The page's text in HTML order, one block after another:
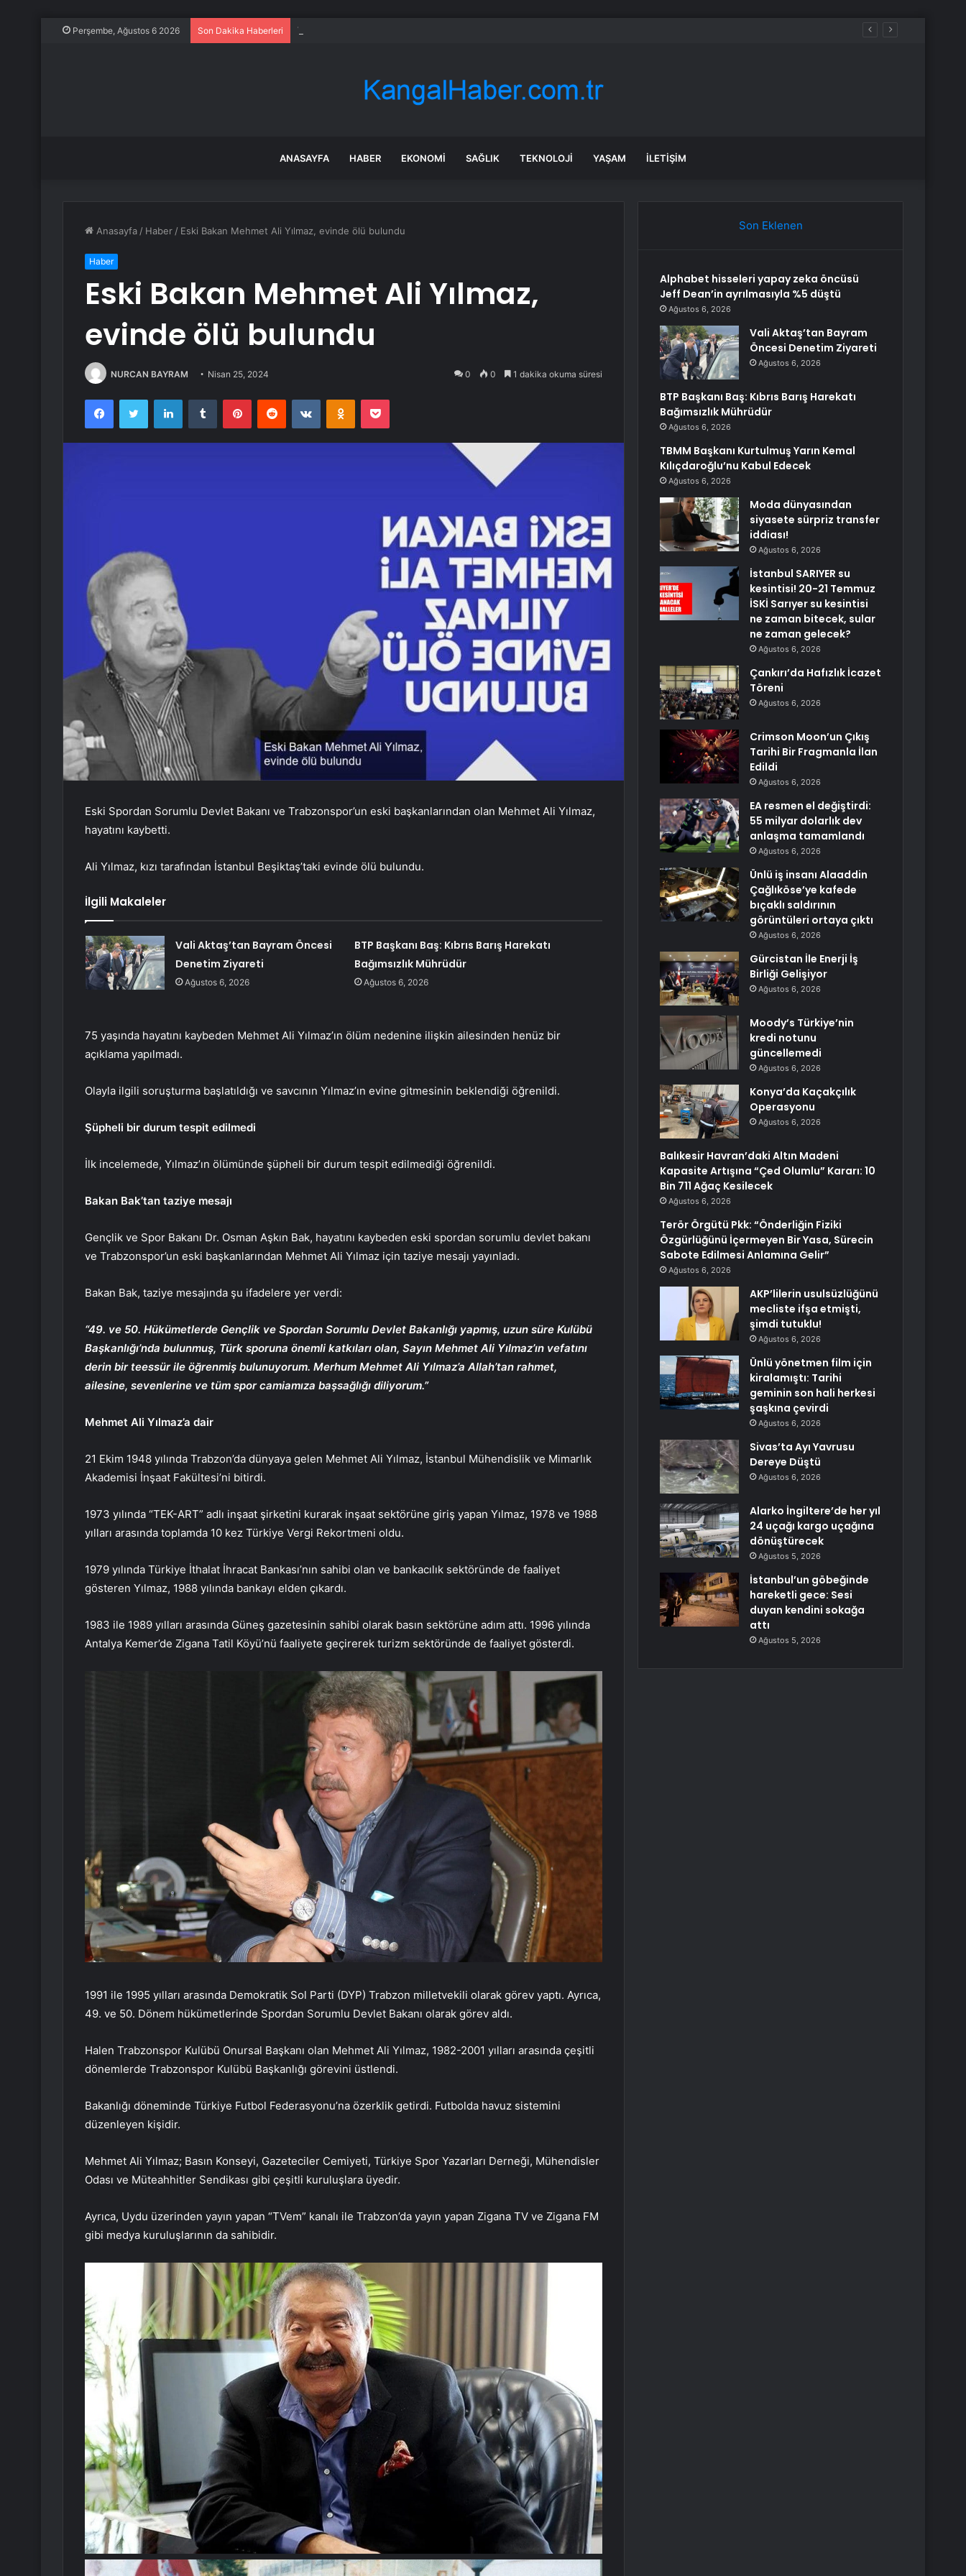
Perşembe, Ağustos 6 2026 Son Dakika Haberleri Vali Aktaş’tan Bayram Öncesi Denetim Ziyareti
ANASAYFA HABER EKONOMI SAĞLIK TEKNOLOJI YAŞAM İLETIŞIM
Anasayfa / Haber / Eski Bakan Mehmet Ali Yılmaz, evinde ölü bulundu
Haber
Eski Bakan Mehmet Ali Yılmaz,
evinde ölü bulundu
NURCAN BAYRAM Nisan 25, 2024 0 0 1 dakika okuma süresi
FacebookTwitter LinkedInTumblr PinterestReddit VKontakteOdnoklassniki
Pocket
Eski Spordan Sorumlu Devlet Bakanı ve Trabzonspor’un eski başkanlarından olan Mehmet Ali Yılmaz,
hayatını kaybetti.
Ali Yılmaz, kızı tarafından İstanbul Beşiktaş’taki evinde ölü bulundu.
İlgili Makaleler
Vali Aktaş’tan Bayram Öncesi
Denetim Ziyareti
Ağustos 6, 2026
BTP Başkanı Baş: Kıbrıs Barış Harekatı
Bağımsızlık Mührüdür
Ağustos 6, 2026
75 yaşında hayatını kaybeden Mehmet Ali Yılmaz’ın ölüm nedenine ilişkin ailesinden henüz bir
açıklama yapılmadı.
Olayla ilgili soruşturma başlatıldığı ve savcının Yılmaz’ın evine gitmesinin beklendiği öğrenildi.
Şüpheli bir durum tespit edilmedi
İlk incelemede, Yılmaz’ın ölümünde şüpheli bir durum tespit edilmediği öğrenildi.
Bakan Bak’tan taziye mesajı
Gençlik ve Spor Bakanı Dr. Osman Aşkın Bak, hayatını kaybeden eski spordan sorumlu devlet bakanı
ve Trabzonspor’un eski başkanlarından Mehmet Ali Yılmaz için taziye mesajı yayınladı.
Bakan Bak, taziye mesajında şu ifadelere yer verdi:
“49. ve 50. Hükümetlerde Gençlik ve Spordan Sorumlu Devlet Bakanlığı yapmış, uzun süre Kulübü
Başkanlığı’nda bulunmuş, Türk sporuna önemli katkıları olan, Sayın Mehmet Ali Yılmaz’ın vefatını
derin bir teessür ile öğrenmiş bulunuyorum. Merhum Mehmet Ali Yılmaz’a Allah’tan rahmet,
ailesine, sevenlerine ve tüm spor camiamıza başsağlığı diliyorum.”
Mehmet Ali Yılmaz’a dair
21 Ekim 1948 yılında Trabzon’da dünyaya gelen Mehmet Ali Yılmaz, İstanbul Mühendislik ve Mimarlık
Akademisi İnşaat Fakültesi’ni bitirdi.
1973 yılında “TEK-ART” adlı inşaat şirketini kurarak inşaat sektörüne giriş yapan Yılmaz, 1978 ve 1988
yılları arasında toplamda 10 kez Türkiye Vergi Rekortmeni oldu.
1979 yılında Türkiye İthalat İhracat Bankası’nın sahibi olan ve bankacılık sektöründe de faaliyet
gösteren Yılmaz, 1988 yılında bankayı elden çıkardı.
1983 ile 1989 yılları arasında Güneş gazetesinin sahibi olarak basın sektörüne adım attı. 1996 yılında
Antalya Kemer’de Zigana Tatil Köyü’nü faaliyete geçirerek turizm sektöründe de faaliyet gösterdi.
1991 ile 1995 yılları arasında Demokratik Sol Parti (DYP) Trabzon milletvekili olarak görev yaptı. Ayrıca,
49. ve 50. Dönem hükümetlerinde Spordan Sorumlu Devlet Bakanı olarak görev aldı.
Halen Trabzonspor Kulübü Onursal Başkanı olan Mehmet Ali Yılmaz, 1982-2001 yılları arasında çeşitli
dönemlerde Trabzonspor Kulübü Başkanlığı görevini üstlendi.
Bakanlığı döneminde Türkiye Futbol Federasyonu’na özerklik getirdi. Futbolda havuz sistemini
düzenleyen kişidir.
Mehmet Ali Yılmaz; Basın Konseyi, Gazeteciler Cemiyeti, Türkiye Spor Yazarları Derneği, Mühendisler
Odası ve Müteahhitler Sendikası gibi çeşitli kuruluşlara üyedir.
Ayrıca, Uydu üzerinden yayın yapan “TVem” kanalı ile Trabzon’da yayın yapan Zigana TV ve Zigana FM
gibi medya kuruluşlarının da sahibidir.
Son Eklenen
Alphabet hisseleri yapay zeka öncüsü
Jeff Dean’in ayrılmasıyla %5 düştü
Ağustos 6, 2026
Vali Aktaş’tan Bayram
Öncesi Denetim Ziyareti
Ağustos 6, 2026
BTP Başkanı Baş: Kıbrıs Barış Harekatı
Bağımsızlık Mührüdür
Ağustos 6, 2026
TBMM Başkanı Kurtulmuş Yarın Kemal
Kılıçdaroğlu’nu Kabul Edecek
Ağustos 6, 2026
Moda dünyasından
siyasete sürpriz transfer
iddiası!
Ağustos 6, 2026
İstanbul SARIYER su
kesintisi! 20-21 Temmuz
İSKİ Sarıyer su kesintisi
ne zaman bitecek, sular
ne zaman gelecek?
Ağustos 6, 2026
Çankırı’da Hafızlık İcazet
Töreni
Ağustos 6, 2026
Crimson Moon’un Çıkış
Tarihi Bir Fragmanla İlan
Edildi
Ağustos 6, 2026
EA resmen el değiştirdi:
55 milyar dolarlık dev
anlaşma tamamlandı
Ağustos 6, 2026
Ünlü iş insanı Alaaddin
Çağlıköse’ye kafede
bıçaklı saldırının
görüntüleri ortaya çıktı
Ağustos 6, 2026
Gürcistan İle Enerji İş
Birliği Gelişiyor
Ağustos 6, 2026
Moody’s Türkiye’nin
kredi notunu
güncellemedi
Ağustos 6, 2026
Konya’da Kaçakçılık
Operasyonu
Ağustos 6, 2026
Balıkesir Havran’daki Altın Madeni
Kapasite Artışına “Çed Olumlu” Kararı: 10
Bin 711 Ağaç Kesilecek
Ağustos 6, 2026
Terör Örgütü Pkk: “Önderliğin Fiziki
Özgürlüğünü İçermeyen Bir Yasa, Sürecin
Sabote Edilmesi Anlamına Gelir”
Ağustos 6, 2026
AKP’lilerin usulsüzlüğünü
mecliste ifşa etmişti,
şimdi tutuklu!
Ağustos 6, 2026
Ünlü yönetmen film için
kiralamıştı: Tarihi
geminin son hali herkesi
şaşkına çevirdi
Ağustos 6, 2026
Sivas’ta Ayı Yavrusu
Dereye Düştü
Ağustos 6, 2026
Alarko İngiltere’de her yıl
24 uçağı kargo uçağına
dönüştürecek
Ağustos 5, 2026
İstanbul’un göbeğinde
hareketli gece: Sesi
duyan kendini sokağa
attı
Ağustos 5, 2026